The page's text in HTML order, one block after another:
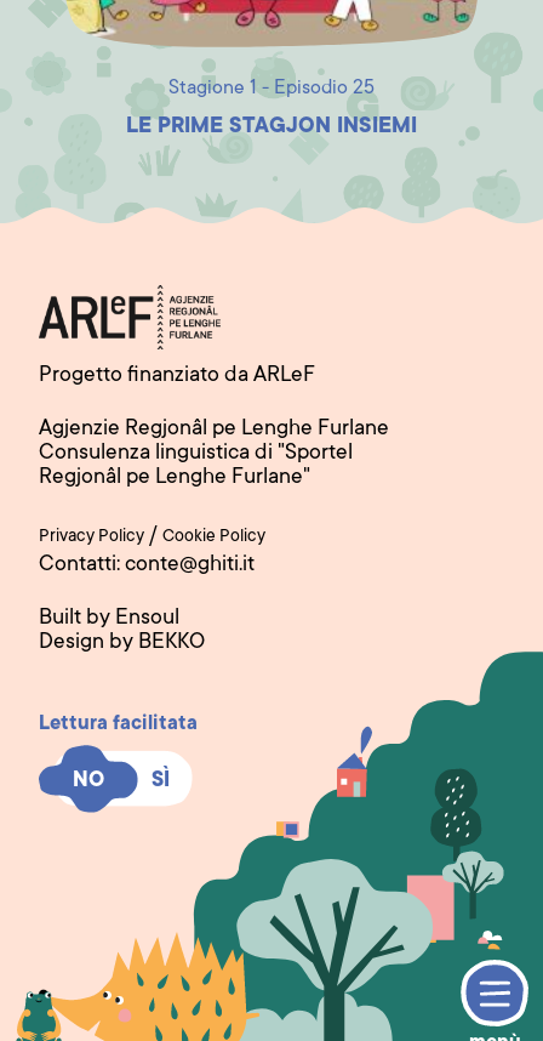
Stagione 1 - Episodio 25
LE PRIME STAGJON INSIEMI
Progetto finanziato da ARLeF
Agjenzie Regjonâl pe Lenghe Furlane
Consulenza linguistica di "Sportel
Regjonâl pe Lenghe Furlane"
Privacy Policy / Cookie Policy
Contatti: conte@ghiti.it
Built by Ensoul
Design by BEKKO
Lettura facilitata
NO SÌ
NO SÌ